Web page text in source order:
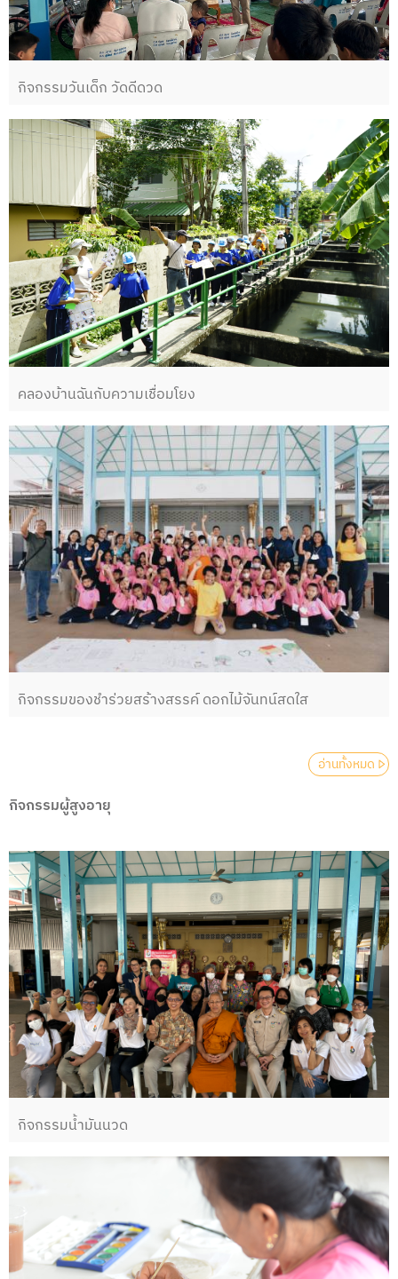
กิจกรรมวันเด็ก วัดดีดวด
คลองบ้านฉันกับความเชื่อมโยง
กิจกรรมของชำร่วยสร้างสรรค์ ดอกไม้จันทน์สดใส
อ่านทั้งหมด
กิจกรรมผู้สูงอายุ
กิจกรรมน้ำมันนวด